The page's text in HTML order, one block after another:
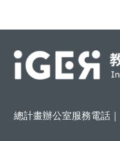
總計畫辦公室服務電話｜